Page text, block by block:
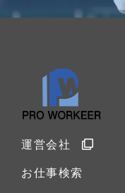
運営会社
お仕事検索